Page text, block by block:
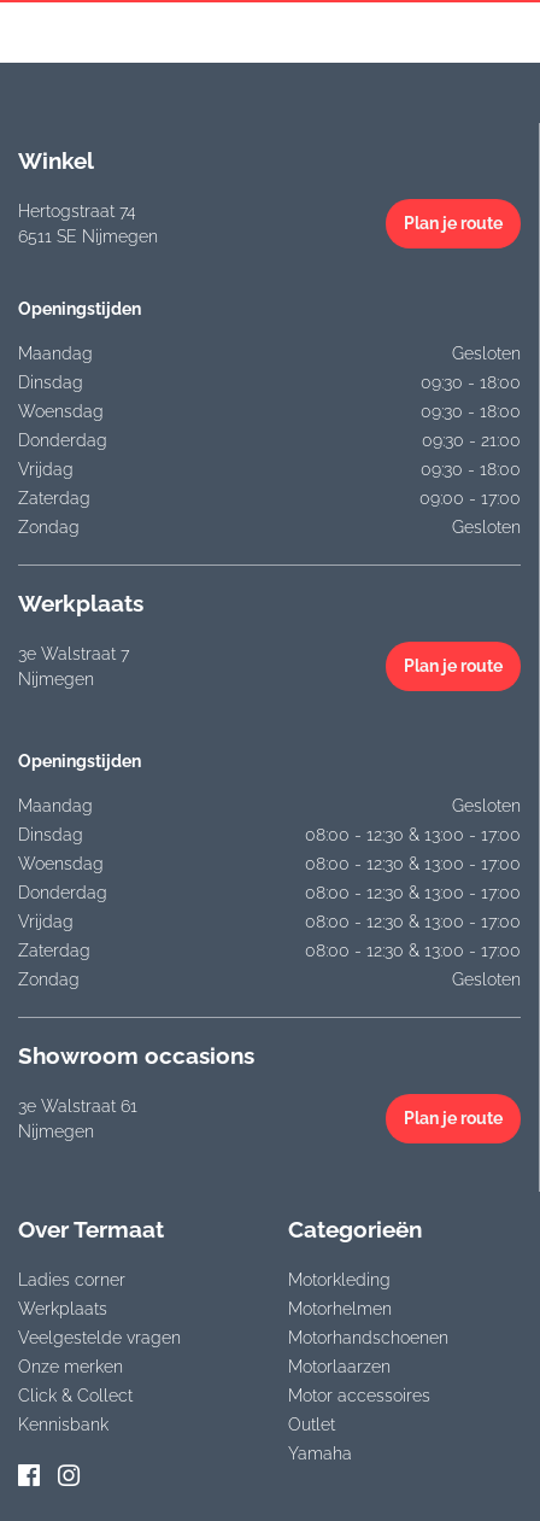
Winkel
Hertogstraat 74
6511 SE Nijmegen
Plan je route
Openingstijden
Maandag
Gesloten
Dinsdag
09:30 - 18:00
Woensdag
09:30 - 18:00
Donderdag
09:30 - 21:00
Vrijdag
09:30 - 18:00
Zaterdag
09:00 - 17:00
Zondag
Gesloten
Werkplaats
3e Walstraat 7
Nijmegen
Plan je route
Openingstijden
Maandag
Gesloten
Dinsdag
08:00 - 12:30 & 13:00 - 17:00
Woensdag
08:00 - 12:30 & 13:00 - 17:00
Donderdag
08:00 - 12:30 & 13:00 - 17:00
Vrijdag
08:00 - 12:30 & 13:00 - 17:00
Zaterdag
08:00 - 12:30 & 13:00 - 17:00
Zondag
Gesloten
Showroom occasions
3e Walstraat 61
Nijmegen
Plan je route
Over Termaat
Ladies corner
Werkplaats
Veelgestelde vragen
Onze merken
Click & Collect
Kennisbank
Categorieën
Motorkleding
Motorhelmen
Motorhandschoenen
Motorlaarzen
Motor accessoires
Outlet
Yamaha